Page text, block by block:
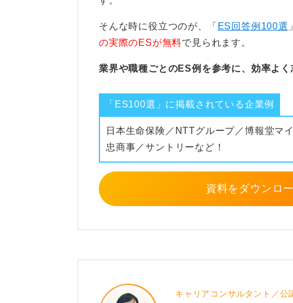
企業が知りたいのは、「あなたが業務から
か」という点だからです。
携わった業務内容、自分が処理してきた業
あなた自身のポテンシャルを見出していく
活動がスムーズに進みます。ぜひ時間を有
最大限にアピールできる職務経歴書を作成
そんな時に役立つのが、「 ES回答例100選
の実際のESが無料で見られます。
業界や職種ごとのES例を参考に、効率よ
「ES100選」に掲載されている企業例
日本生命保険／NTTグループ／博報堂マ
忠商事／サントリーなど！
資料をダウンロ
キャリアコンサルタント／公